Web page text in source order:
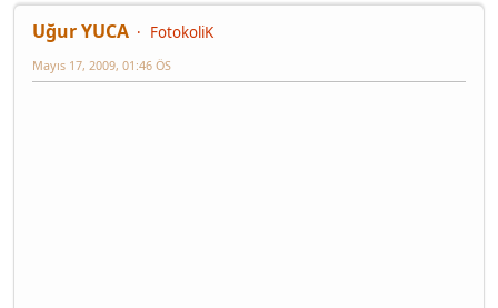
Uğur YUCA FotokoliK
Mayıs 17, 2009, 01:46 ÖS